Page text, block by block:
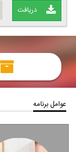
دریافت
عوامل برنامه